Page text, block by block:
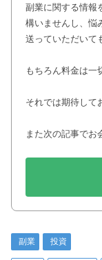
副業に関する情報
構いませんし、悩
送っていただいて
もちろん料金は一
それでは期待して
また次の記事でお
副業 投資